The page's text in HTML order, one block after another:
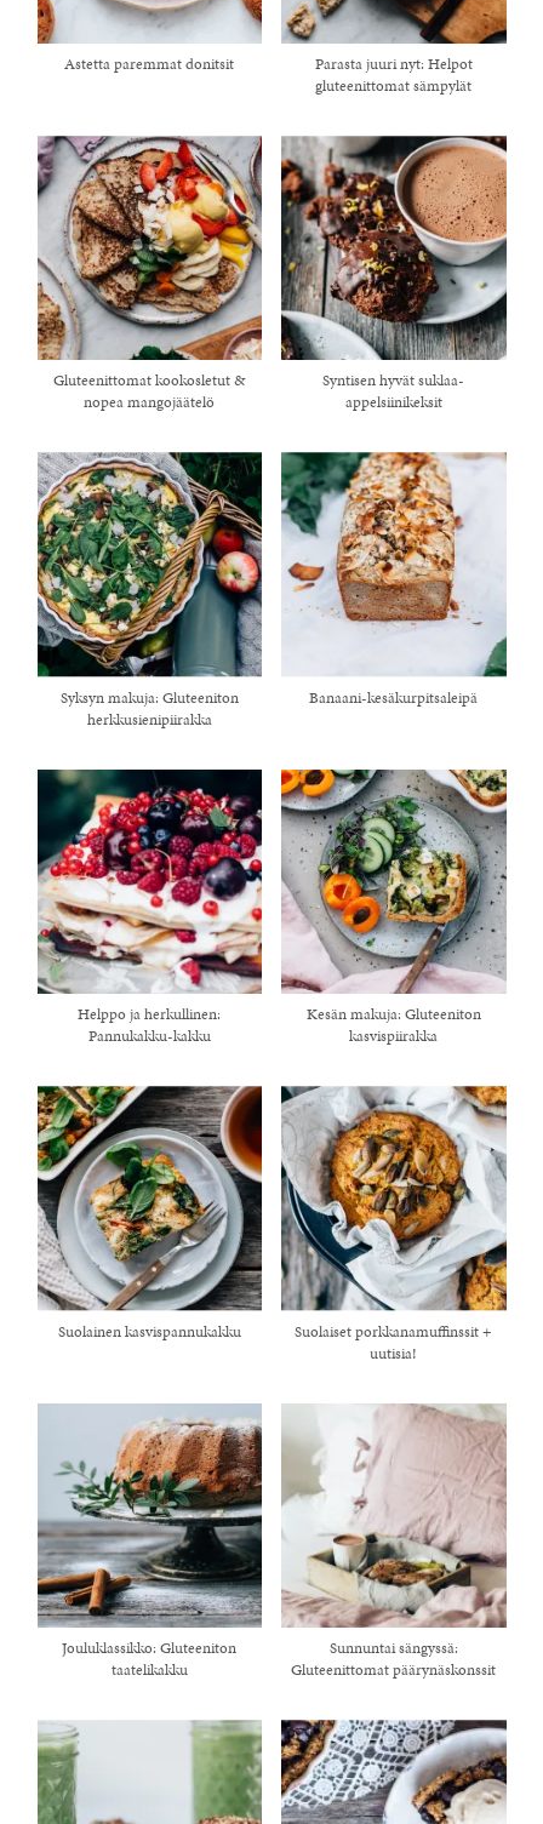
Astetta paremmat donitsit
Parasta juuri nyt: Helpot
gluteenittomat sämpylät
Gluteenittomat kookosletut &
nopea mangojäätelö
Syntisen hyvät suklaa-
appelsiinikeksit
Syksyn makuja: Gluteeniton
herkkusienipiirakka
Banaani-kesäkurpitsaleipä
Helppo ja herkullinen:
Pannukakku-kakku
Kesän makuja: Gluteeniton
kasvispiirakka
Suolainen kasvispannukakku
Suolaiset porkkanamuffinssit +
uutisia!
Jouluklassikko: Gluteeniton
taatelikakku
Sunnuntai sängyssä:
Gluteenittomat päärynäskonssit